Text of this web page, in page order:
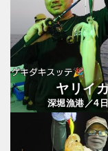
ヤリイ
深堀漁港／4